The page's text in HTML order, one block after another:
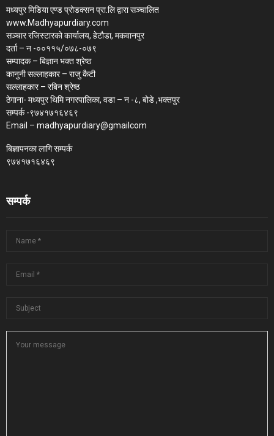
मध्यपुर मिडिया एण्ड प्रोडक्सन प्रा.लि द्वारा सञ्चालित
www.Madhyapurdiary.com
सञ्चार रजिस्टारको कार्यालय, हेटौडा, मकवानपुर
दर्ता – न -००११५/०७८-०७९
सम्पादक – बिज्ञान भक्त श्रेष्ठ
कानुनी सल्लाहकार – राजु कैटी
सल्लाहकार – रबिन श्रेष्ठ
ठेगाना- मध्यपुर थिमि नगरपालिका, वडा – न -८, बोडे ,भक्तपुर
सम्पर्क -९७४१७१६४६९
Email – madhyapurdiary@gmailcom
बिज्ञापनका लागि सम्पर्क
९७४१७१६४६९
सम्पर्क